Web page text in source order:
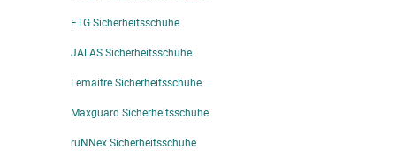
FTG Sicherheitsschuhe
JALAS Sicherheitsschuhe
Lemaitre Sicherheitsschuhe
Maxguard Sicherheitsschuhe
ruNNex Sicherheitsschuhe